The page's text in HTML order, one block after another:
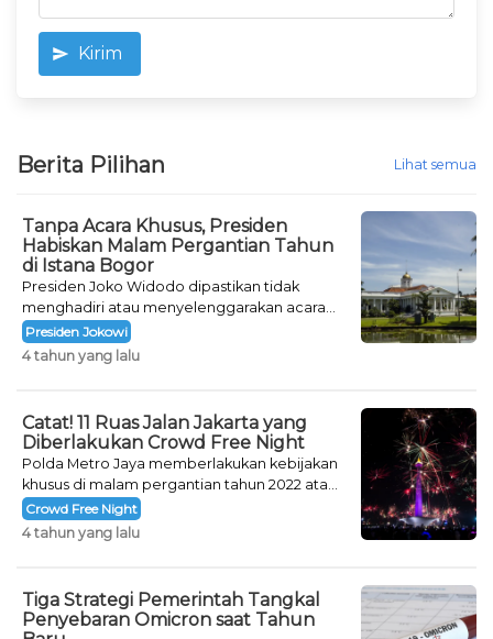
Kirim
Berita Pilihan Lihat semua
Tanpa Acara Khusus, Presiden
Habiskan Malam Pergantian Tahun
di Istana Bogor
Presiden Joko Widodo dipastikan tidak
menghadiri atau menyelenggarakan acara
khusus untuk mengisi malam pergantian
tahun.
Presiden Jokowi
4 tahun yang lalu
Catat! 11 Ruas Jalan Jakarta yang
Diberlakukan Crowd Free Night
Polda Metro Jaya memberlakukan kebijakan
khusus di malam pergantian tahun 2022 atau
Crowd Free Night selama dua hari.
Crowd Free Night
4 tahun yang lalu
Tiga Strategi Pemerintah Tangkal
Penyebaran Omicron saat Tahun